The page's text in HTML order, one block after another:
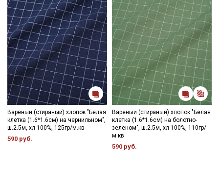
Вареный (стираный) хлопок "Белая
клетка (1.6*1.6см) на чернильном",
ш.2.5м, хл-100%, 125гр/м.кв
590 руб.
Вареный (стираный) хлопок "Белая
клетка (1.6*1.6см) на болотно-
зеленом", ш.2.5м, хл-100%, 110гр/
м.кв
590 руб.
Мы публикуем здесь дополнительные
промокоды и скидки до 30% на узкие
категории тканей
Электронная почта
Подписаться
Ознакомлен(а) с
Политикой обработки персональных
данных